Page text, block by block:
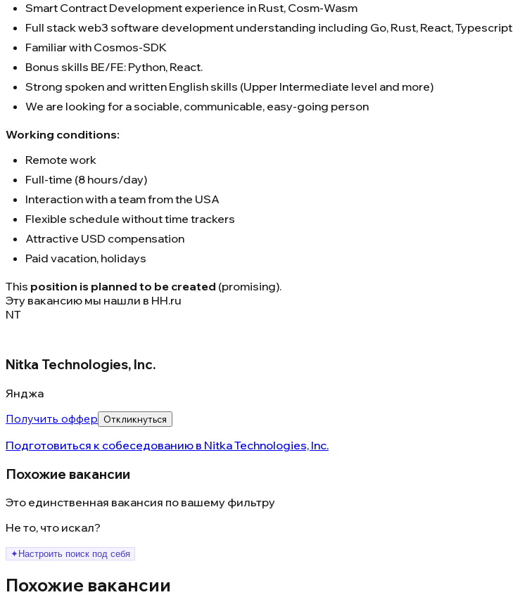
Smart Contract Development experience in Rust, Cosm-Wasm
Full stack web3 software development understanding including Go, Rust, React, Typescript
Familiar with Cosmos-SDK
Bonus skills BE/FE: Python, React.
Strong spoken and written English skills (Upper Intermediate level and more)
We are looking for a sociable, communicable, easy-going person
Working conditions:
Remote work
Full-time (8 hours/day)
Interaction with a team from the USA
Flexible schedule without time trackers
Attractive USD compensation
Paid vacation, holidays
This position is planned to be created (promising).
Эту вакансию мы нашли в HH.ru
NT
Nitka Technologies, Inc.
Янджа
Получить оффер
Откликнуться
Подготовиться к собеседованию в Nitka Technologies, Inc.
Похожие вакансии
Это единственная вакансия по вашему фильтру
Не то, что искал?
✦ Настроить поиск под себя
Похожие вакансии